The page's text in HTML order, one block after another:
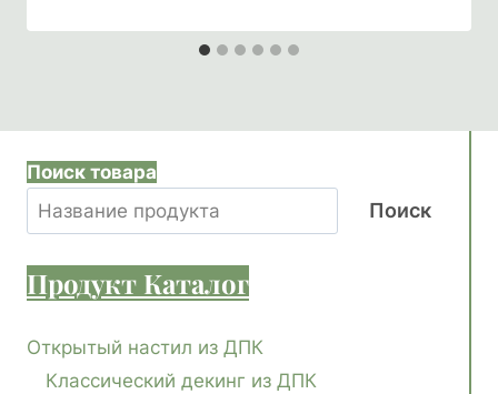
Поиск товара
Поиск
Продукт Каталог
Открытый настил из ДПК
Классический декинг из ДПК